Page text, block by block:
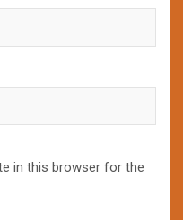
in this browser for the